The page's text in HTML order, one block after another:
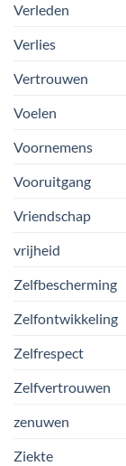
Verleden
Verlies
Vertrouwen
Voelen
Voornemens
Vooruitgang
Vriendschap
vrijheid
Zelfbescherming
Zelfontwikkeling
Zelfrespect
Zelfvertrouwen
zenuwen
Ziekte